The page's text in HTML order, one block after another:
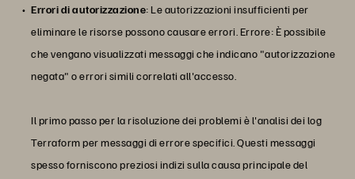
Errori di autorizzazione: Le autorizzazioni insufficienti per
eliminare le risorse possono causare errori. Errore: È possibile
che vengano visualizzati messaggi che indicano "autorizzazione
negata" o errori simili correlati all'accesso.
Il primo passo per la risoluzione dei problemi è l'analisi dei log
Terraform per messaggi di errore specifici. Questi messaggi
spesso forniscono preziosi indizi sulla causa principale del